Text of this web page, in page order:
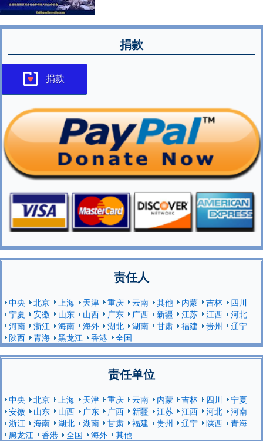
捐款
捐款
责任人
中央 北京 上海 天津 重庆 云南 其他 内蒙 吉林
四川
宁夏
安徽 山东 山西 广东 广西 新疆 江苏 江西
河北
河南
浙江 海南 海外 湖北 湖南 甘肃 福建 贵州
辽宁
陕西
青海 黑龙江 香港 全国
责任单位
中央 北京 上海 天津 重庆 云南 内蒙 吉林 四川
宁夏
安徽
山东 山西 广东 广西 新疆 江苏 江西 河北
河南
浙江
海南 湖北 湖南 甘肃 福建 贵州 辽宁 陕西
青海
黑龙江
香港 全国 海外 其他